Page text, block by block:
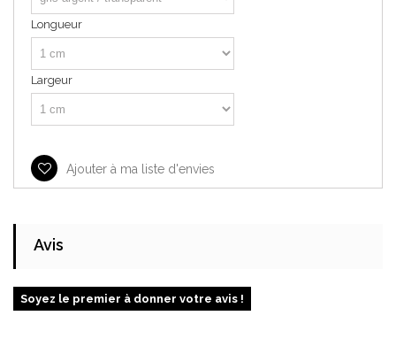
Longueur
Largeur
Ajouter à ma liste d'envies
Avis
Soyez le premier à donner votre avis !